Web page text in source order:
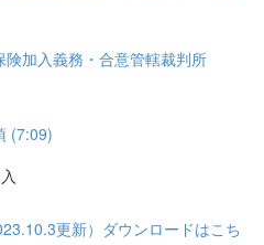
加入義務・合意管轄裁判所
(7:09)
更新）ダウンロードはこち